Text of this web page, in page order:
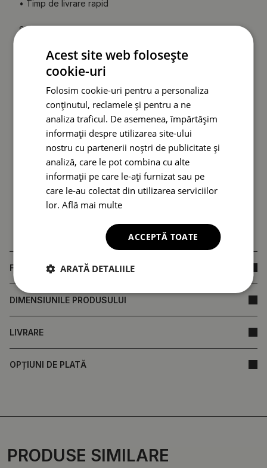
• Timp de livrare rapid
Spatele oglinzii (folie de protecție) poate diferi ca și
afectează calitatea produsului și nu constituie motiv
de reclamație.
FAQ
DIMENSIUNILE PRODUSULUI
LIVRARE
OPȚIUNI DE PLATĂ
PRODUSE SIMILARE
Acest site web folosește
cookie-uri
Folosim cookie-uri pentru a personaliza
conținutul, reclamele și pentru a ne
analiza traficul. De asemenea, împărtășim
informații despre utilizarea site-ului
nostru cu partenerii noștri de publicitate și
analiză, care le pot combina cu alte
informații pe care le-ați furnizat sau pe
care le-au colectat din utilizarea serviciilor
lor.Află mai multe
ACCEPTĂ TOATE
ARATĂ DETALIILE